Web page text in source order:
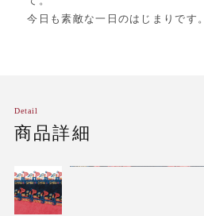
今日も素敵な一日のはじまりです。
商品詳細
Detail